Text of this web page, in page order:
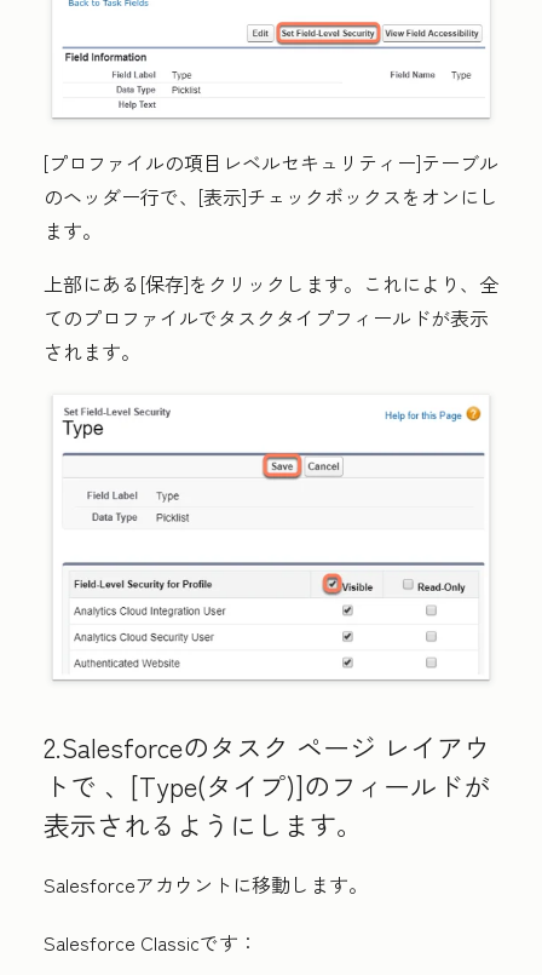
[プロファイルの項目レベルセキュリティー]テーブル
のヘッダー行で、[表示]チェックボックスをオンにし
ます。
上部にある[保存]をクリックします。これにより、全
てのプロファイルでタスクタイプフィールドが表示
されます。
2.Salesforceのタスク ページ レイアウ
トで 、[Type(タイプ)]のフィールドが
表示されるようにします。
Salesforceアカウントに移動します。
Salesforce Classicです：